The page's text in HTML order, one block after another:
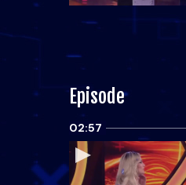
Episode
02:57